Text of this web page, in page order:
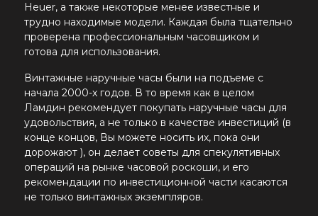
Heuer, а также некоторые менее известные и
трудно находимые модели. Каждая была тщательно
проверена профессиональным часовщиком и
готова для использования.
Винтажные наручные часы были на подъеме с
начала 2000-х годов. В то время как в целом
Ламдин рекомендует покупать наручные часы для
удовольствия, а не только в качестве инвестиций (в
конце концов, Вы можете носить их, пока они
дорожают ), он делает советы для спекулятивных
операций на рынке часовой роскоши, и его
рекомендации по инвестиционной части касаются
не только винтажных экземпляров.